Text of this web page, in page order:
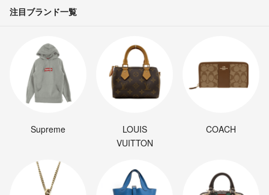
注目ブランド一覧
Supreme
LOUIS
VUITTON
COACH